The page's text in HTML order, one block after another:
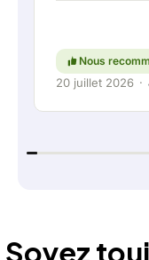
Nous
20 juillet 2026 ·
Soyez